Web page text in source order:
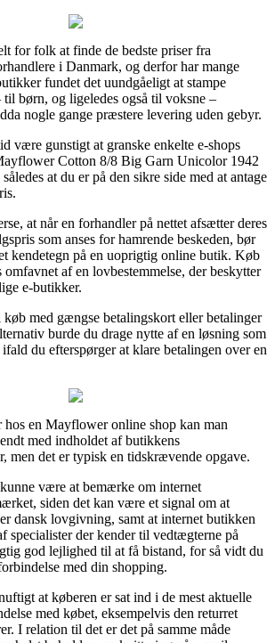
for folk at finde de bedste priser fra
i Danmark, og derfor har mange
fundet det uundgåeligt at stampe
til børn, og ligeledes også til voksne –
nogle gange præstere levering uden gebyr.
være gunstigt at granske enkelte e-shops
Cotton 8/8 Big Garn Unicolor 1942
at du er på den sikre side med at antage
at når en forhandler på nettet afsætter deres
som anses for hamrende beskeden, bør
kendetegn på en uoprigtig online butik. Køb
af en lovbestemmelse, der beskytter
e-butikker.
med gængse betalingskort eller betalinger
burde du drage nytte af en løsning som
du efterspørger at klare betalingen over en
hos en Mayflower online shop kan man
med indholdet af butikkens
men det er typisk en tidskrævende opgave.
være at bemærke om internet
siden det kan være et signal om at
dansk lovgivning, samt at internet butikken
specialister der kender til vedtægterne på
god lejlighed til at få bistand, for så vidt du
med din shopping.
at køberen er sat ind i de mest aktuelle
med købet, eksempelvis den returret
I relation til det er det på samme måde